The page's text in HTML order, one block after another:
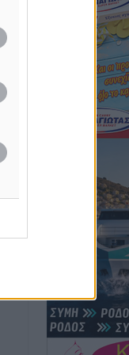
•
Γ.
δεσμεύσεις
τους
συνεργασία
Σούπερ
νέες
Νότιο Αιγαίο